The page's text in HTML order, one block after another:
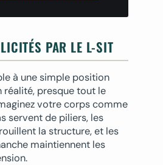
PAR LE L-SIT
à une simple position
réalité, presque tout le
votre corps comme
servent de piliers, les
la structure, et les
maintiennent les